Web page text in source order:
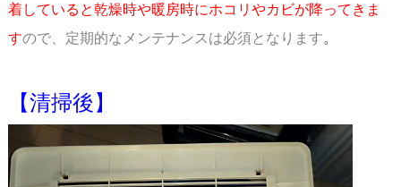
着していると乾燥時や暖房時にホコリやカビが降って きま
すので、定期的なメンテナンスは必須となります。
【清掃後】